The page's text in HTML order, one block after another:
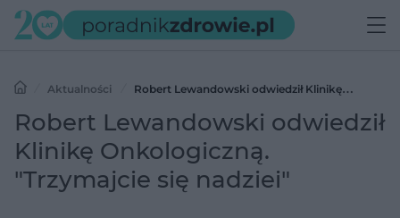
Aktualności
Robert Lewandowski odwiedził Klinikę
Onkologiczną. "Trzymajcie się nadziei"
Robert Lewandowski odwiedził
Klinikę Onkologiczną.
"Trzymajcie się nadziei"